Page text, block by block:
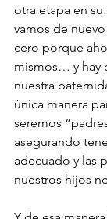
otra etapa en
vamos de
cero porque
mismos… y hay
nuestra
única manera
seremos
asegurando
adecuado y las
nuestros hijos